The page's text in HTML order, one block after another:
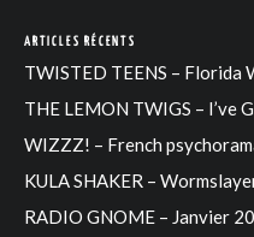
ARTICLES RÉCENTS
TWISTED TEENS – Florida
THE LEMON TWIGS – I’ve
WIZZZ! – French
KULA SHAKER –
RADIO GNOME – Janvier